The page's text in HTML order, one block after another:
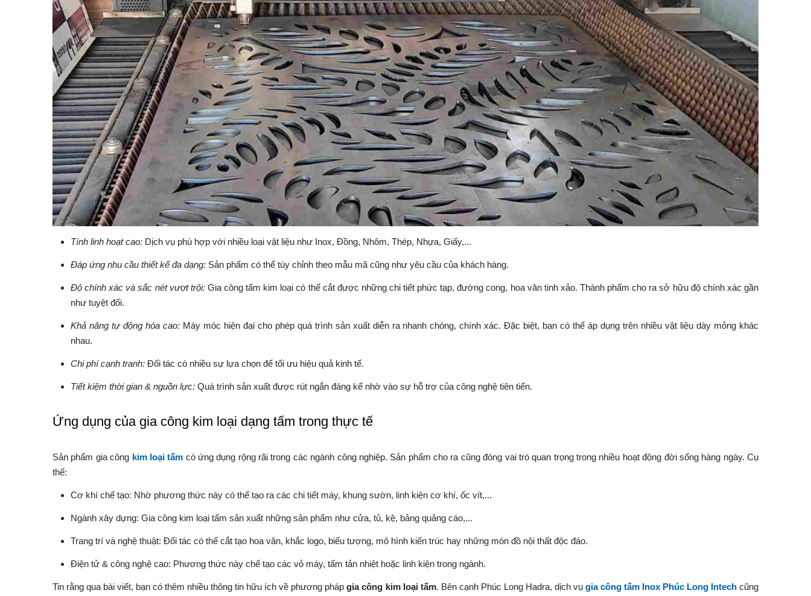
Tính linh hoạt cao: Dịch vụ phù hợp với nhiều loại vật liệu như Inox, Đồng, Nhôm, Thép, Nhựa, Giấy,...
Đáp ứng nhu cầu thiết kế đa dạng: Sản phẩm có thể tùy chỉnh theo mẫu mã cũng như yêu cầu của khách hàng.
Độ chính xác và sắc nét vượt trội: Gia công tấm kim loại có thể cắt được những chi tiết phức tạp, đường cong, hoa văn tinh xảo. Thành phẩm cho ra sở hữu độ chính xác gần
như tuyệt đối.
Khả năng tự động hóa cao:Máy móc hiện đại cho phép quá trình sản xuất diễn ra nhanh chóng, chính xác. Đặc biệt, bạn có thể áp dụng trên nhiều vật liệu dày mỏng khác
nhau.
Chi phí cạnh tranh: Đối tác có nhiều sự lựa chọn để tối ưu hiệu quả kinh tế.
Tiết kiệm thời gian & nguồn lực: Quá trình sản xuất được rút ngắn đáng kể nhờ vào sự hỗ trợ của công nghệ tiên tiến.
Ứng dụng của gia công kim loại dạng tấm trong thực tế
Sản phẩm gia công kim loại tấm có ứng dụng rộng rãi trong các ngành công nghiệp. Sản phẩm cho ra cũng đóng vai trò quan trọng trong nhiều hoạt động đời sống hàng ngày. Cụ
thể:
Cơ khí chế tạo: Nhờ phương thức này có thể tạo ra các chi tiết máy, khung sườn, linh kiện cơ khí, ốc vít,...
Ngành xây dựng: Gia công kim loại tấm sản xuất những sản phẩm như cửa, tủ, kệ, bảng quảng cáo,...
Trang trí và nghệ thuật: Đối tác có thể cắt tạo hoa văn, khắc logo, biểu tượng, mô hình kiến trúc hay những món đồ nội thất độc đáo.
Điện tử & công nghệ cao: Phương thức này chế tạo các vỏ máy, tấm tản nhiệt hoặc linh kiện trong ngành.
Tin rằng qua bài viết, bạn có thêm nhiều thông tin hữu ích về phương phápgia công kim loại tấm. Bên cạnh Phúc Long Hadra, dịch vụ gia công tấm Inox Phúc Long Intech cũng